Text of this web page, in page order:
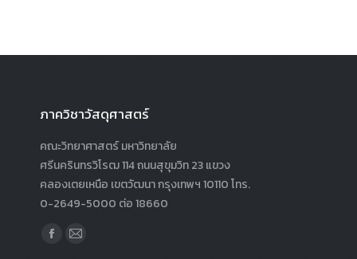
ภาควิชาวัสดุศาสตร์
คณะวิทยาศาสตร์ มหาวิทยาลัย
ศรีนครินทรวิโรฒ 114 ถนนสุขุมวิท 23 แขวง
คลองเตยเหนือ เขตวัฒนา กรุงเทพฯ 10110 โทร.
0-2649-5000 ต่อ 18660
Find us on:
Facebook
Mail